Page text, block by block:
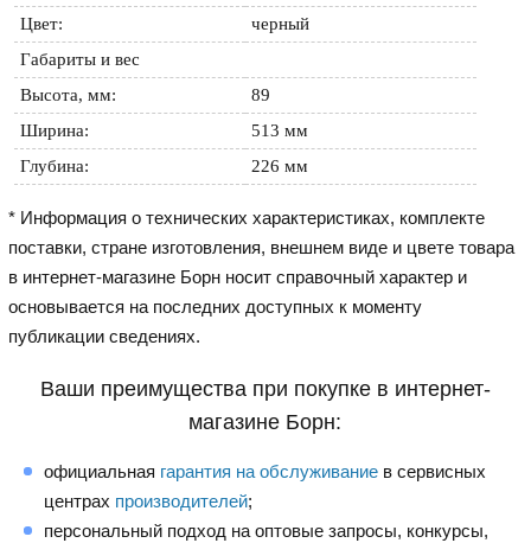
Цвет:
черный
Габариты и вес
Высота, мм:
89
Ширина:
513 мм
Глубина:
226 мм
* Информация о технических характеристиках, комплекте
поставки, стране изготовления, внешнем виде и цвете товара
в интернет-магазине Борн носит справочный характер и
основывается на последних доступных к моменту
публикации сведениях.
Ваши преимущества при покупке в интернет-
магазине Борн:
официальная гарантия на обслуживание в сервисных
центрах производителей;
персональный подход на оптовые запросы, конкурсы,